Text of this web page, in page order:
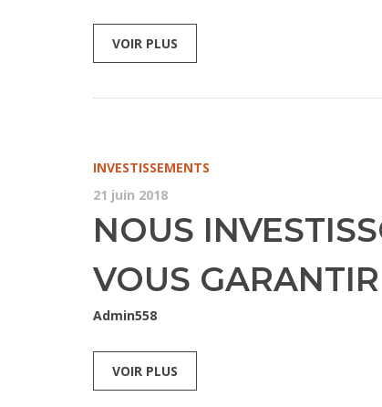
VOIR PLUS
INVESTISSEMENTS
21 juin 2018
NOUS
VOUS
Admin558
VOIR PLUS